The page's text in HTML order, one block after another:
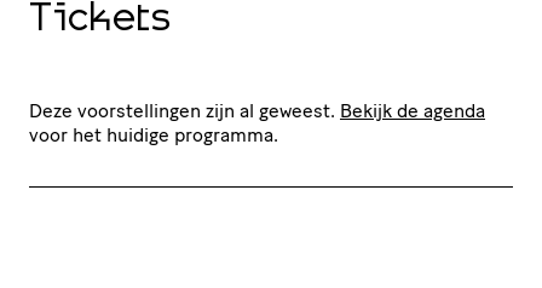
Tickets
Deze voorstellingen zijn al geweest. Bekijk de agenda
voor het huidige programma.